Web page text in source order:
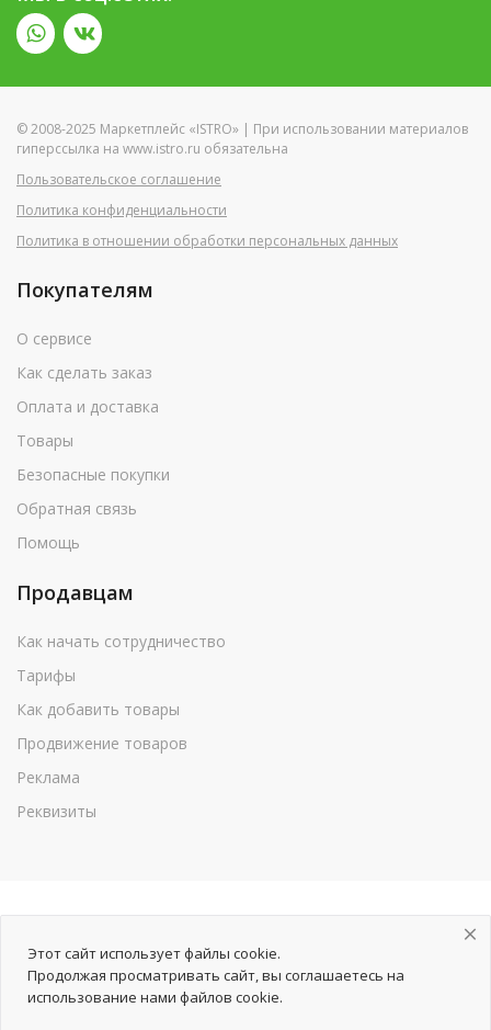
© 2008-2025 Маркетплейс «ISTRO» | При использовании материалов
гиперссылка на www.istro.ru обязательна
Пользовательское соглашение
Политика конфиденциальности
Политика в отношении обработки персональных данных
Покупателям
О сервисе
Как сделать заказ
Оплата и доставка
Товары
Безопасные покупки
Обратная связь
Помощь
Продавцам
Как начать сотрудничество
Тарифы
Как добавить товары
Продвижение товаров
Реклама
Реквизиты
Этот сайт использует файлы cookie.
Продолжая просматривать сайт, вы соглашаетесь на
использование нами файлов cookie.